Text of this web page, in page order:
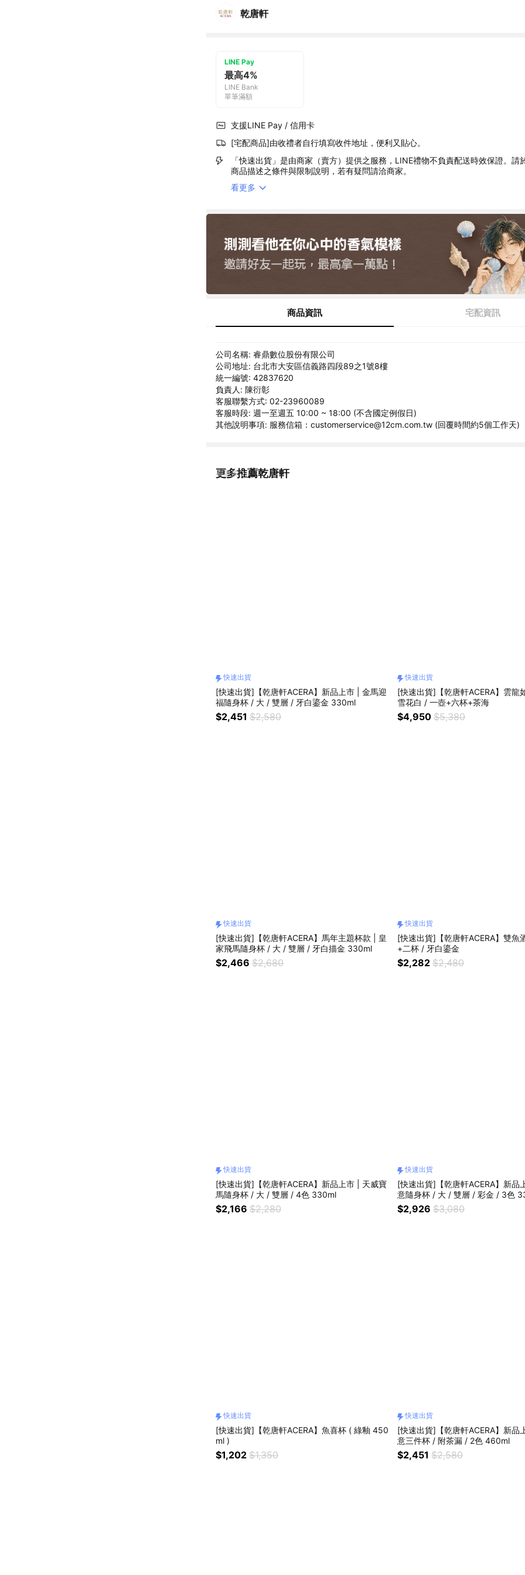
乾唐軒
LINE Pay
最高4%
LINE Bank
單筆滿額
支援LINE Pay / 信用卡
[宅配商品]由收禮者自行填寫收件地址，便利又貼心。
「快速出貨」是由商家（賣方）提供之服務，LINE禮物不負責配送時效保證。請
商品描述之條件與限制說明，若有疑問請洽商家。
看更多
商品資訊 宅配資訊
公司名稱: 睿鼎數位股份有限公司
公司地址: 台北市大安區信義路四段89之1號8樓
統一編號: 42837620
負責人: 陳衍彰
客服聯繫方式: 02-23960089
客服時段: 週一至週五 10:00 ~ 18:00 (不含國定例假日)
其他說明事項: 服務信箱：customerservice@12cm.com.tw (回覆時間約5個工作天)
更多推薦乾唐軒
看更多
快速出貨
[快速出貨]【乾唐軒ACERA】新品上市 | 金馬迎
福隨身杯 / 大 / 雙層 / 牙白鎏金 330ml
$2,451 $2,580
快速出貨
[快速出貨]【乾唐軒ACERA】雲龍
雪花白 / 一壺+六杯+茶海
$4,950 $5,380
快速出貨
[快速出貨]【乾唐軒ACERA】馬年主題杯款 | 皇
家飛馬隨身杯 / 大 / 雙層 / 牙白描金 330ml
$2,466 $2,680
快速出貨
[快速出貨]【乾唐軒ACERA】雙魚
+二杯 / 牙白鎏金
$2,282 $2,480
快速出貨
[快速出貨]【乾唐軒ACERA】新品上市 | 天威寶
馬隨身杯 / 大 / 雙層 / 4色 330ml
$2,166 $2,280
快速出貨
[快速出貨]【乾唐軒ACERA】新品
意隨身杯 / 大 / 雙層 / 彩金 / 3色
$2,926 $3,080
快速出貨
[快速出貨]【乾唐軒ACERA】魚喜杯 ( 綠釉 450
ml )
$1,202 $1,350
快速出貨
[快速出貨]【乾唐軒ACERA】新品
意三件杯 / 附茶漏 / 2色 460ml
$2,451 $2,580